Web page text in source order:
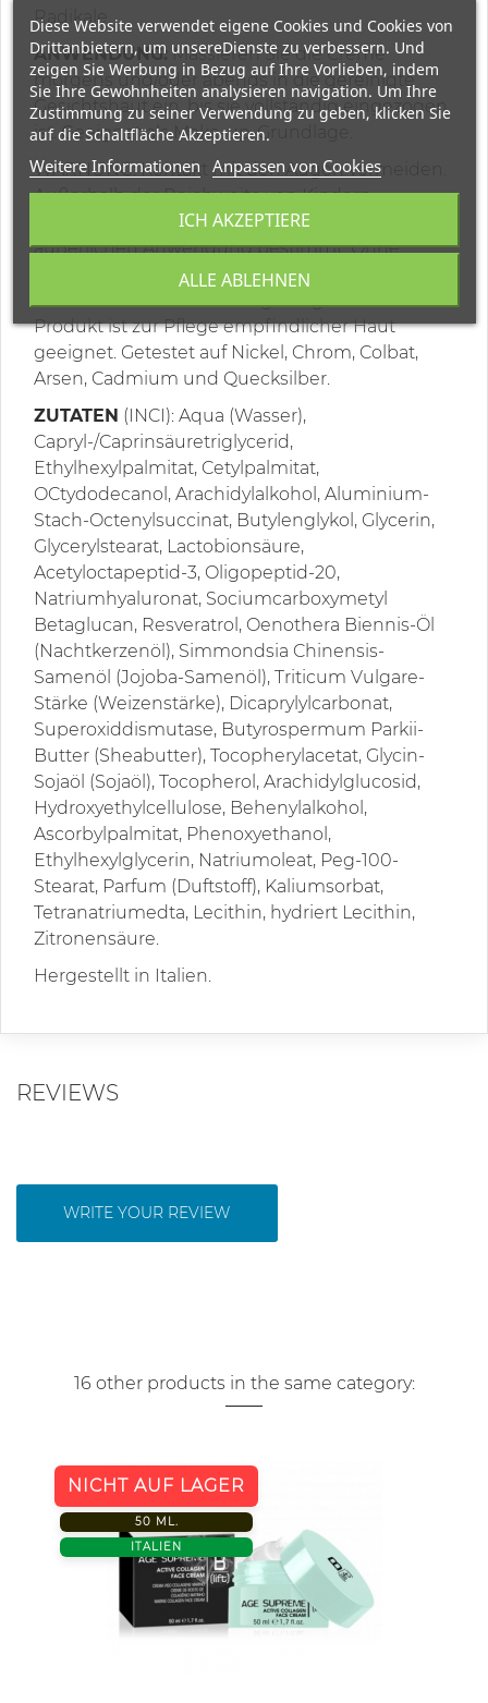
Radikale.
ANWENDUNG: Massieren Sie die Creme
morgens und/oder abends in die gereinigte
Gesichtshaut ein, bis sie vollständig eingezogen
ist. Geeignet als Make-up-Grundlage.
WARNUNG: Kontakt mit den Augen vermeiden.
Außerhalb der Reichweite von Kindern
aufbewahren. Das Kosmetikprodukt ist nur zur
äußerlichen Anwendung bestimmt. Ohne
Parabene, Silikone, Vaseline, Alkohol, Allergene
Produkt ist zur Pflege empfindlicher Haut
geeignet. Getestet auf Nickel, Chrom, Colbat,
Arsen, Cadmium und Quecksilber.
ZUTATEN (INCI): Aqua (Wasser),
Capryl-/Caprinsäuretriglycerid,
Ethylhexylpalmitat, Cetylpalmitat,
OCtydodecanol, Arachidylalkohol, Aluminium-
Stach-Octenylsuccinat, Butylenglykol, Glycerin,
Glycerylstearat, Lactobionsäure,
Acetyloctapeptid-3, Oligopeptid-20,
Natriumhyaluronat, Sociumcarboxymetyl
Betaglucan, Resveratrol, Oenothera Biennis-Öl
(Nachtkerzenöl), Simmondsia Chinensis-
Samenöl (Jojoba-Samenöl), Triticum Vulgare-
Stärke (Weizenstärke), Dicaprylylcarbonat,
Superoxiddismutase, Butyrospermum Parkii-
Butter (Sheabutter), Tocopherylacetat, Glycin-
Sojaöl (Sojaöl), Tocopherol, Arachidylglucosid,
Hydroxyethylcellulose, Behenylalkohol,
Ascorbylpalmitat, Phenoxyethanol,
Ethylhexylglycerin, Natriumoleat, Peg-100-
Stearat, Parfum (Duftstoff), Kaliumsorbat,
Tetranatriumedta, Lecithin, hydriert Lecithin,
Zitronensäure.
Hergestellt in Italien.
REVIEWS
WRITE YOUR REVIEW
16 other products in the same category:
NICHT AUF LAGER
50 ML.
ITALIEN
Diese Website verwendet eigene Cookies und Cookies von
Drittanbietern, um unsereDienste zu verbessern. Und
zeigen Sie Werbung in Bezug auf Ihre Vorlieben, indem
Sie Ihre Gewohnheiten analysieren navigation. Um Ihre
Zustimmung zu seiner Verwendung zu geben, klicken Sie
auf die Schaltfläche Akzeptieren.
Weitere Informationen Anpassen von Cookies
ALLE ABLEHNEN
ICH AKZEPTIERE